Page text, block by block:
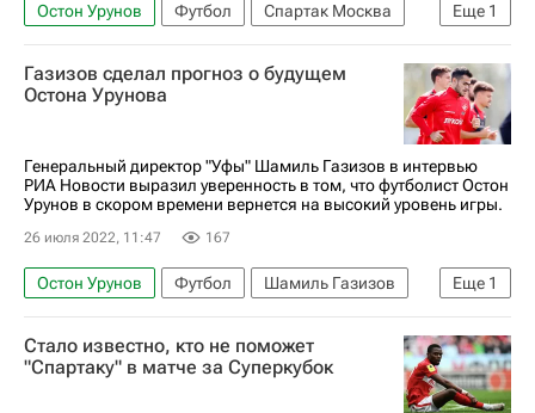
Еще 1
Остон Урунов Футбол
Спартак Москва
Футбольные трансферы и слухи
Газизов сделал прогноз о будущем
Остона Урунова
Генеральный директор "Уфы" Шамиль Газизов в интервью
РИА Новости выразил уверенность в том, что футболист Остон
Урунов в скором времени вернется на высокий уровень игры.
26 июля 2022, 11:47 167
Еще 1
Остон Урунов Футбол
Шамиль Газизов
Уфа
Стало известно, кто не поможет
"Спартаку" в матче за Суперкубок